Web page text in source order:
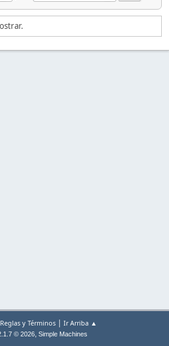
Reglas y Términos | Ir Arriba ▲
© 2026, Simple Machines